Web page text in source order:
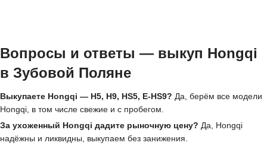
Вопросы и ответы — выкуп Hongqi
в Зубовой Поляне
Выкупаете Hongqi — H5, H9, HS5, E-HS9? Да, берём все модели
Hongqi, в том числе свежие и с пробегом.
За ухоженный Hongqi дадите рыночную цену? Да, Hongqi
надёжны и ликвидны, выкупаем без занижения.